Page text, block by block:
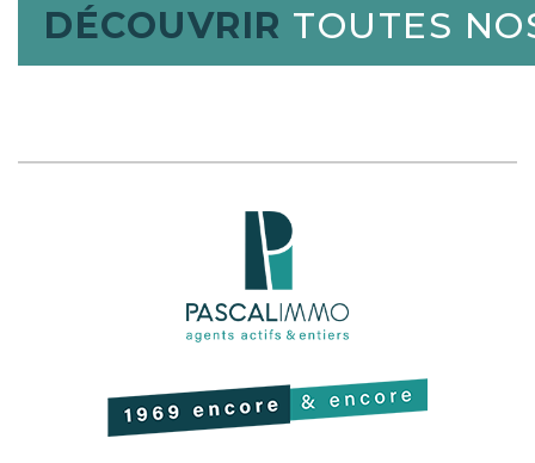
cour et ont un accès balcon pour certaines.
Il bénéficie aussi en annexe d'un garage
DÉCOUVRIR TOUTES